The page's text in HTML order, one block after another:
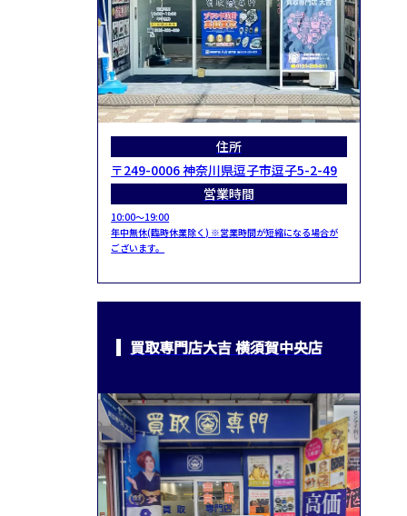
住所
〒249-0006 神奈川県逗子市逗子5-2-49
営業時間
10:00～19:00
年中無休(臨時休業除く) ※営業時間が短縮になる場合が
ございます。
買取専門店大吉 横須賀中央店